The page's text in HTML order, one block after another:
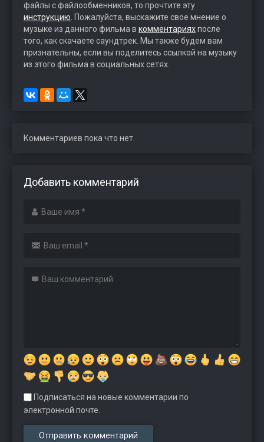
файлы с файлообменников, то прочтите эту
инструкцию . Пожалуйста, выскажите свое мнение о
музыке из данного фильма в комментарияхпосле
того, как скачаете саундтрек. Мы также будем вам
признательны, если вы поделитесь ссылкой на музыку
из этого фильма в социальных сетях.
Комментариев пока что нет.
Добавить комментарий
Подписаться на новые комментарии по
электронной почте.